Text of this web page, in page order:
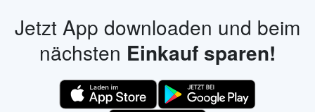
Jetzt App downloaden und beim
nächsten Einkauf sparen!